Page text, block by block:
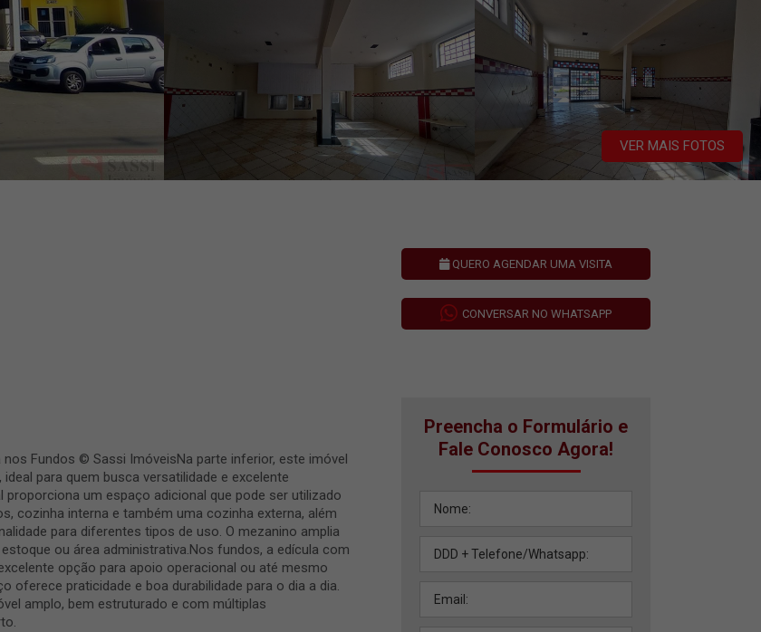
VER MAIS FOTOS
QUERO AGENDAR UMA VISITA
CONVERSAR NO WHATSAPP
Fundos © Sassi ImóveisNa parte inferior, este imóvel
para quem busca versatilidade e excelente
um espaço adicional que pode ser utilizado
cozinha interna e também uma cozinha externa, além
para diferentes tipos de uso. O mezanino amplia
ou área administrativa.Nos fundos, a edícula com
opção para apoio operacional ou até mesmo
oferece praticidade e boa durabilidade para o dia a dia.
amplo, bem estruturado e com múltiplas
Preencha o Formulário e
Fale Conosco Agora!